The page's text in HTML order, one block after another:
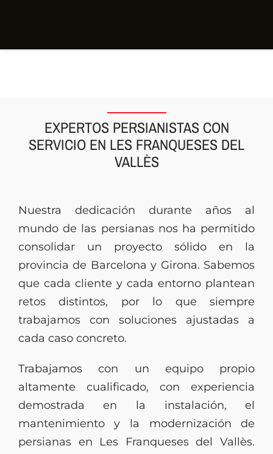
EXPERTOS PERSIANISTAS CON
SERVICIO EN LES FRANQUESES DEL
VALLÈS
Nuestra dedicación durante años al
mundo de las persianas nos ha permitido
consolidar un proyecto sólido en la
provincia de Barcelona y Girona. Sabemos
que cada cliente y cada entorno plantean
retos distintos, por lo que siempre
trabajamos con soluciones ajustadas a
cada caso concreto.
Trabajamos con un equipo propio
altamente cualificado, con experiencia
demostrada en la instalación, el
mantenimiento y la modernización de
persianas en Les Franqueses del Vallès.